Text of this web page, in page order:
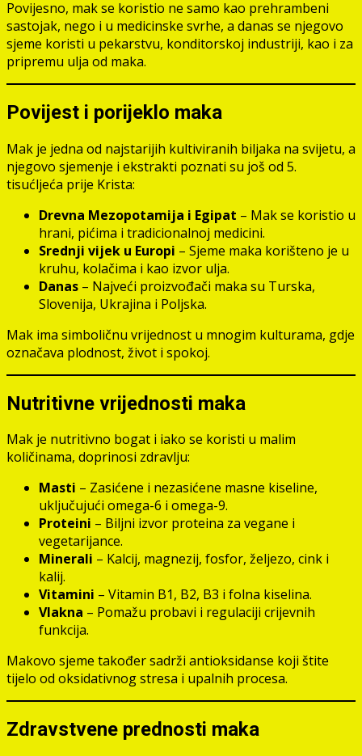
Povijesno, mak se koristio ne samo kao prehrambeni
sastojak, nego i u medicinske svrhe, a danas se njegovo
sjeme koristi u pekarstvu, konditorskoj industriji, kao i za
pripremu ulja od maka.
Povijest i porijeklo maka
Mak je jedna od najstarijih kultiviranih biljaka na svijetu, a
njegovo sjemenje i ekstrakti poznati su još od 5.
tisućljeća prije Krista:
Drevna Mezopotamija i Egipat – Mak se koristio u
hrani, pićima i tradicionalnoj medicini.
Srednji vijek u Europi – Sjeme maka korišteno je u
kruhu, kolačima i kao izvor ulja.
Danas – Najveći proizvođači maka su Turska,
Slovenija, Ukrajina i Poljska.
Mak ima simboličnu vrijednost u mnogim kulturama, gdje
označava plodnost, život i spokoj.
Nutritivne vrijednosti maka
Mak je nutritivno bogat i iako se koristi u malim
količinama, doprinosi zdravlju:
Masti – Zasićene i nezasićene masne kiseline,
uključujući omega-6 i omega-9.
Proteini – Biljni izvor proteina za vegane i
vegetarijance.
Minerali – Kalcij, magnezij, fosfor, željezo, cink i
kalij.
Vitamini – Vitamin B1, B2, B3 i folna kiselina.
Vlakna – Pomažu probavi i regulaciji crijevnih
funkcija.
Makovo sjeme također sadrži antioksidanse koji štite
tijelo od oksidativnog stresa i upalnih procesa.
Zdravstvene prednosti maka